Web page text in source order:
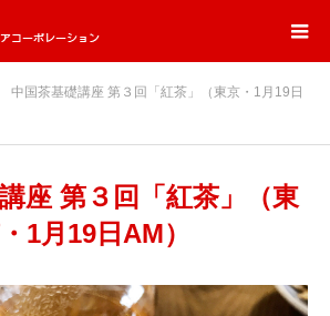
中国茶基礎講座 第３回「紅茶」（東京・1月19日
座 第３回「紅茶」（東
1月19日AM）